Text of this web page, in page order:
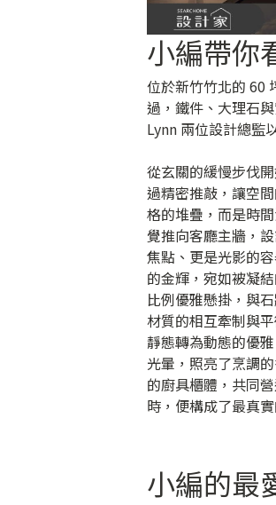
小編帶你
位於新竹竹北的 60
過，鐵件、大理石
Lynn 兩位設計總監
從玄關的緩慢步伐
過精密推敲，讓空
格的堆疊，而是時
覺推向客廳主牆，
焦點、更是光影的
的金輝，宛如被凝
比例優雅懸掛，與
材質的相互牽制與
靜態轉為動態的優
光暈，照亮了烹調
的廚具櫃體，共同
時，便構成了最真
小編的最